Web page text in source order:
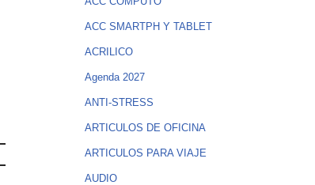
ACC SMARTPH Y TABLET
ACRILICO
Agenda 2027
ANTI-STRESS
ARTICULOS DE OFICINA
ARTICULOS PARA VIAJE
AUDIO